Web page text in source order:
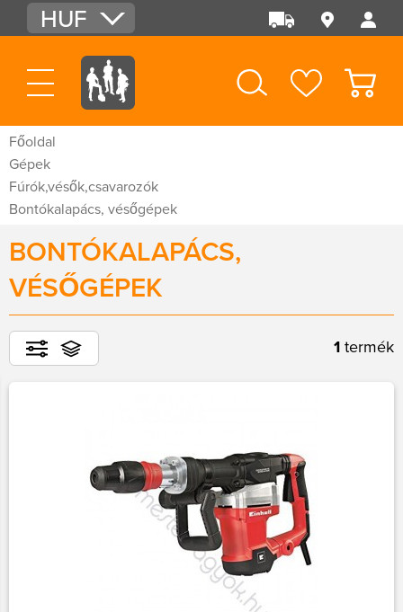
HUF
EUR
USD
Főoldal
Gépek
Fúrók,vésők,csavarozók
Bontókalapács, vésőgépek
BONTÓKALAPÁCS,
VÉSŐGÉPEK
1 termék